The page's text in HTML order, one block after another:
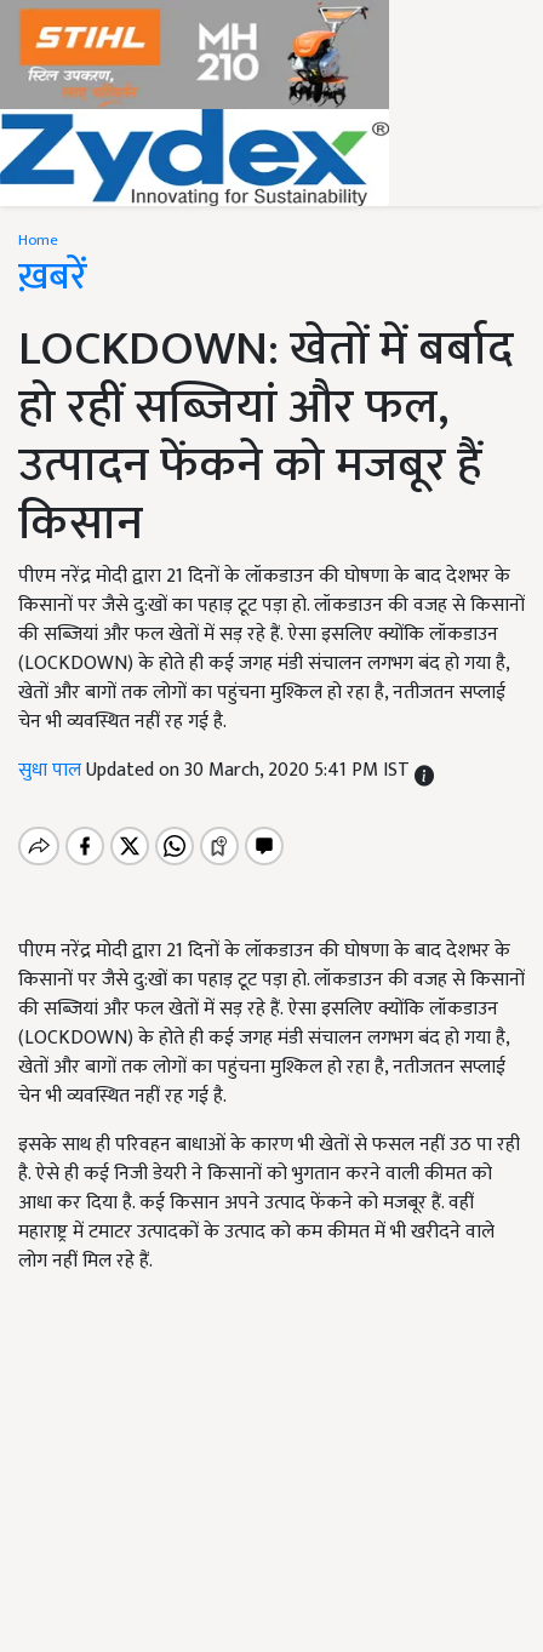
Home
ख़बरें
LOCKDOWN: खेतों में बर्बाद
हो रहीं सब्जियां और फल,
उत्पादन फेंकने को मजबूर हैं
किसान
पीएम नरेंद्र मोदी द्वारा 21 दिनों के लॉकडाउन की घोषणा के बाद देशभर के
किसानों पर जैसे दु:खों का पहाड़ टूट पड़ा हो. लॉकडाउन की वजह से किसानों
की सब्जियां और फल खेतों में सड़ रहे हैं. ऐसा इसलिए क्योंकि लॉकडाउन
(LOCKDOWN) के होते ही कई जगह मंडी संचालन लगभग बंद हो गया है,
खेतों और बागों तक लोगों का पहुंचना मुश्किल हो रहा है, नतीजतन सप्लाई
चेन भी व्यवस्थित नहीं रह गई है.
सुधा पालUpdated on 30 March, 2020 5:41 PM IST
पीएम नरेंद्र मोदी द्वारा 21 दिनों के लॉकडाउन की घोषणा के बाद देशभर के
किसानों पर जैसे दु:खों का पहाड़ टूट पड़ा हो. लॉकडाउन की वजह से किसानों
की सब्जियां और फल खेतों में सड़ रहे हैं. ऐसा इसलिए क्योंकि लॉकडाउन
(LOCKDOWN) के होते ही कई जगह मंडी संचालन लगभग बंद हो गया है,
खेतों और बागों तक लोगों का पहुंचना मुश्किल हो रहा है, नतीजतन सप्लाई
चेन भी व्यवस्थित नहीं रह गई है.
इसके साथ ही परिवहन बाधाओं के कारण भी खेतों से फसल नहीं उठ पा रही
है. ऐसे ही कई निजी डेयरी ने किसानों को भुगतान करने वाली कीमत को
आधा कर दिया है. कई किसान अपने उत्पाद फेंकने को मजबूर हैं. वहीं
महाराष्ट्र में टमाटर उत्पादकों के उत्पाद को कम कीमत में भी खरीदने वाले
लोग नहीं मिल रहे हैं.